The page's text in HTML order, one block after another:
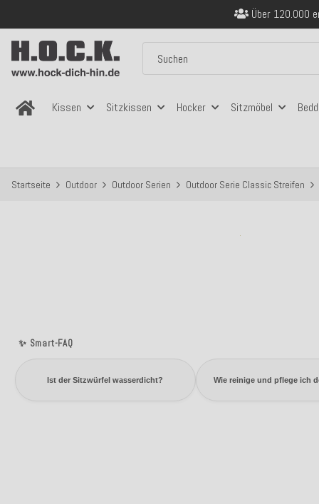
Über 120.000
Sicher
Kissen Sitzkissen Hocker Sitzmöbel
Startseite Outdoor Outdoor Serien Outdoor Serie Classic Streifen
✨ Smart-FAQ
Ist der Sitzwürfel wasserdicht? Wie reinige und pflege ich